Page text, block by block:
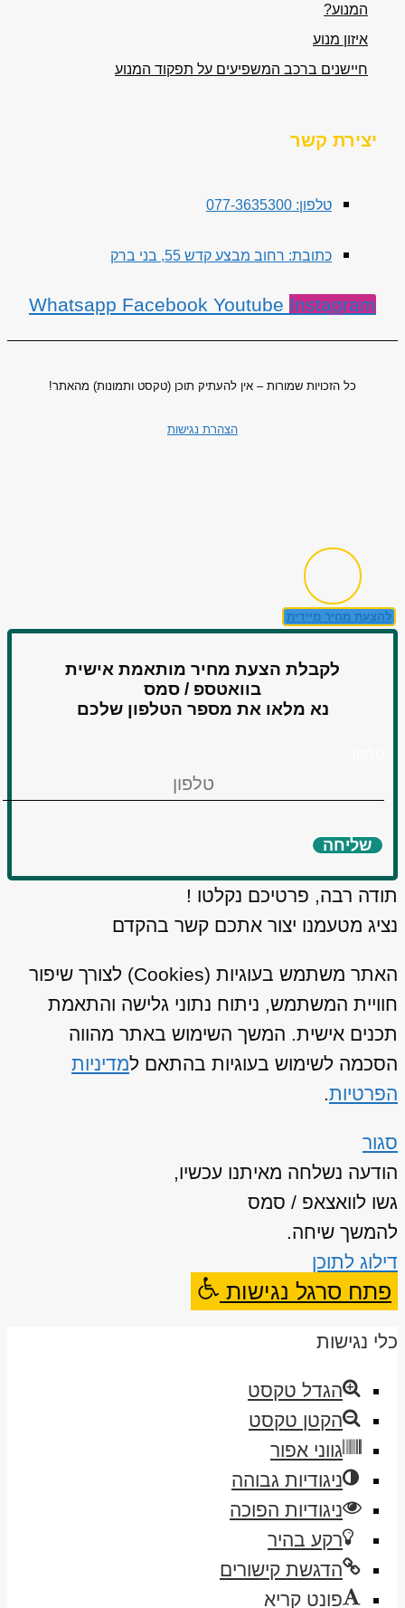
המנוע?
איזון מנוע
חיישנים ברכב המשפיעים על תפקוד המנוע
יצירת קשר
טלפון: 077-3635300
כתובת: רחוב מבצע קדש 55, בני ברק
Whatsapp Facebook Youtube Instagram
כל הזכויות שמורות – אין להעתיק תוכן (טקסט ותמונות) מהאתר!
הצהרת נגישות
להצעת מחיר מיידית
לקבלת הצעת מחיר מותאמת אישית
בוואטספ / סמס
נא מלאו את מספר הטלפון שלכם
שליחה
תודה רבה, פרטיכם נקלטו !
נציג מטעמנו יצור אתכם קשר בהקדם
האתר משתמש בעוגיות (Cookies) לצורך שיפור
חוויית המשתמש, ניתוח נתוני גלישה והתאמת
תכנים אישית. המשך השימוש באתר מהווה
הסכמה לשימוש בעוגיות בהתאם למדיניות
הפרטיות.
סגור
הודעה נשלחה מאיתנו עכשיו,
גשו לוואצאפ / סמס
להמשך שיחה.
דילוג לתוכן
פתח סרגל נגישות
כלי נגישות
הגדל טקסט
הקטן טקסט
גווני אפור
ניגודיות גבוהה
ניגודיות הפוכה
רקע בהיר
הדגשת קישורים
פונט קריא